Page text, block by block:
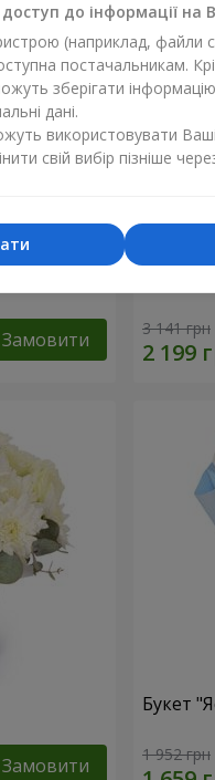
Замовити 3 141 грн
Замовити
Букет
1 952 грн
до інформації на
(наприклад, файли
постачальникам.
зберігати
дані.
використовувати Ваші
свій вибір пізніше